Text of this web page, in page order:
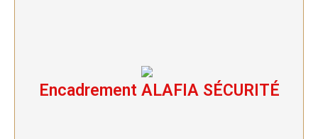
Encadrement ALAFIA SÉCURITÉ
Encadrement ALAFIA SÉCURITÉ